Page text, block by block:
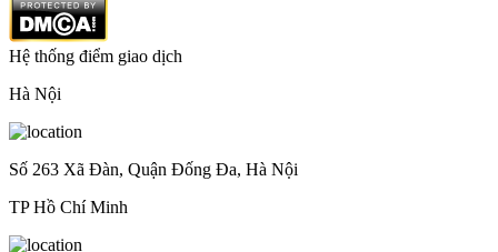
Hệ thống điểm giao dịch
Hà Nội
Số 263 Xã Đàn, Quận Đống Đa, Hà Nội
TP Hồ Chí Minh